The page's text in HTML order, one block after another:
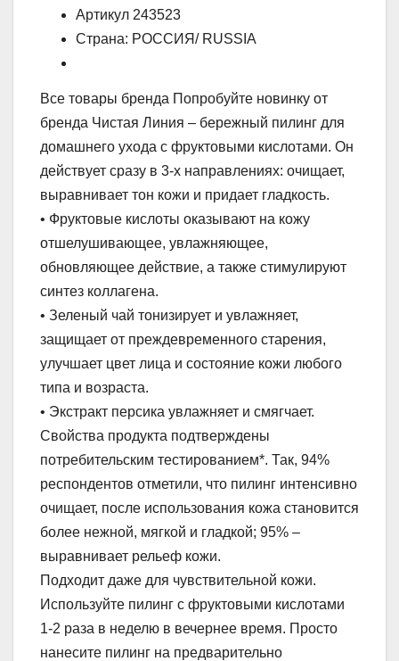
Артикул 243523
Страна: РОССИЯ/ RUSSIA
Все товары бренда Попробуйте новинку от
бренда Чистая Линия – бережный пилинг для
домашнего ухода с фруктовыми кислотами. Он
действует сразу в 3-х направлениях: очищает,
выравнивает тон кожи и придает гладкость.
• Фруктовые кислоты оказывают на кожу
отшелушивающее, увлажняющее,
обновляющее действие, а также стимулируют
синтез коллагена.
• Зеленый чай тонизирует и увлажняет,
защищает от преждевременного старения,
улучшает цвет лица и состояние кожи любого
типа и возраста.
• Экстракт персика увлажняет и смягчает.
Свойства продукта подтверждены
потребительским тестированием*. Так, 94%
респондентов отметили, что пилинг интенсивно
очищает, после использования кожа становится
более нежной, мягкой и гладкой; 95% –
выравнивает рельеф кожи.
Подходит даже для чувствительной кожи.
Используйте пилинг с фруктовыми кислотами
1-2 раза в неделю в вечернее время. Просто
нанесите пилинг на предварительно